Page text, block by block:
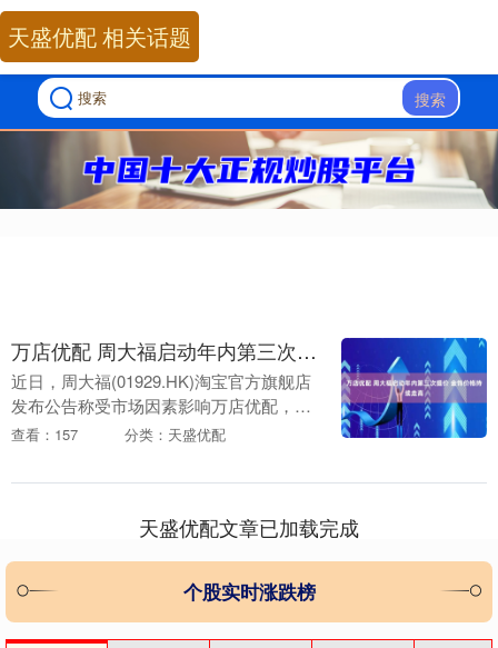
搜索
天盛优配 相关话题
万店优配 周大福启动年内第三次提价 金饰价格持续走高
近日，周大福(01929.HK)淘宝官方旗舰店
发布公告称受市场因素影响万店优配，部
分商品于12月19日提价。这已是周大福
前....
查看：157 分类：天盛优配
天盛优配文章已加载完成
个股实时涨跌榜